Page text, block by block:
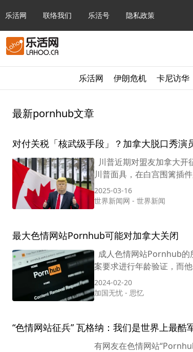
乐活网 联络我们 乐活号 隐私政策
乐活网 伊朗危机 卡尼访华
最新pornhub文章
对付关税「核武级手段」？加拿大脱口秀演
川普近期对盟友加拿大
川普面具，在白宫围篱插
2025-03-16
世界新闻网 - 世界新闻
最大色情网站Pornhub可能对加拿大关闭
成人色情网站Pornhub的
案要求进行年龄验证，而
2024-02-20
加国无忧 - 思忆
“色情网站征兵” 瓦格纳：我们是世界上最酷
有网友在色情网站